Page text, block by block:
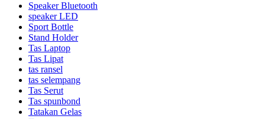
Speaker Bluetooth
speaker LED
Sport Bottle
Stand Holder
Tas Laptop
Tas Lipat
tas ransel
tas selempang
Tas Serut
Tas spunbond
Tatakan Gelas